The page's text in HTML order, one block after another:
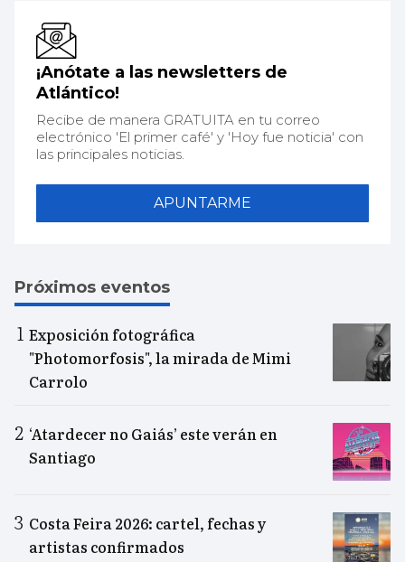
¡Anótate a las newsletters de
Atlántico!
Recibe de manera GRATUITA en tu correo
electrónico 'El primer café' y 'Hoy fue noticia' con
las principales noticias.
APUNTARME
Próximos eventos
Exposición fotográfica
"Photomorfosis", la mirada de Mimi
Carrolo
‘Atardecer no Gaiás’ este verán en
Santiago
Costa Feira 2026: cartel, fechas y
artistas confirmados